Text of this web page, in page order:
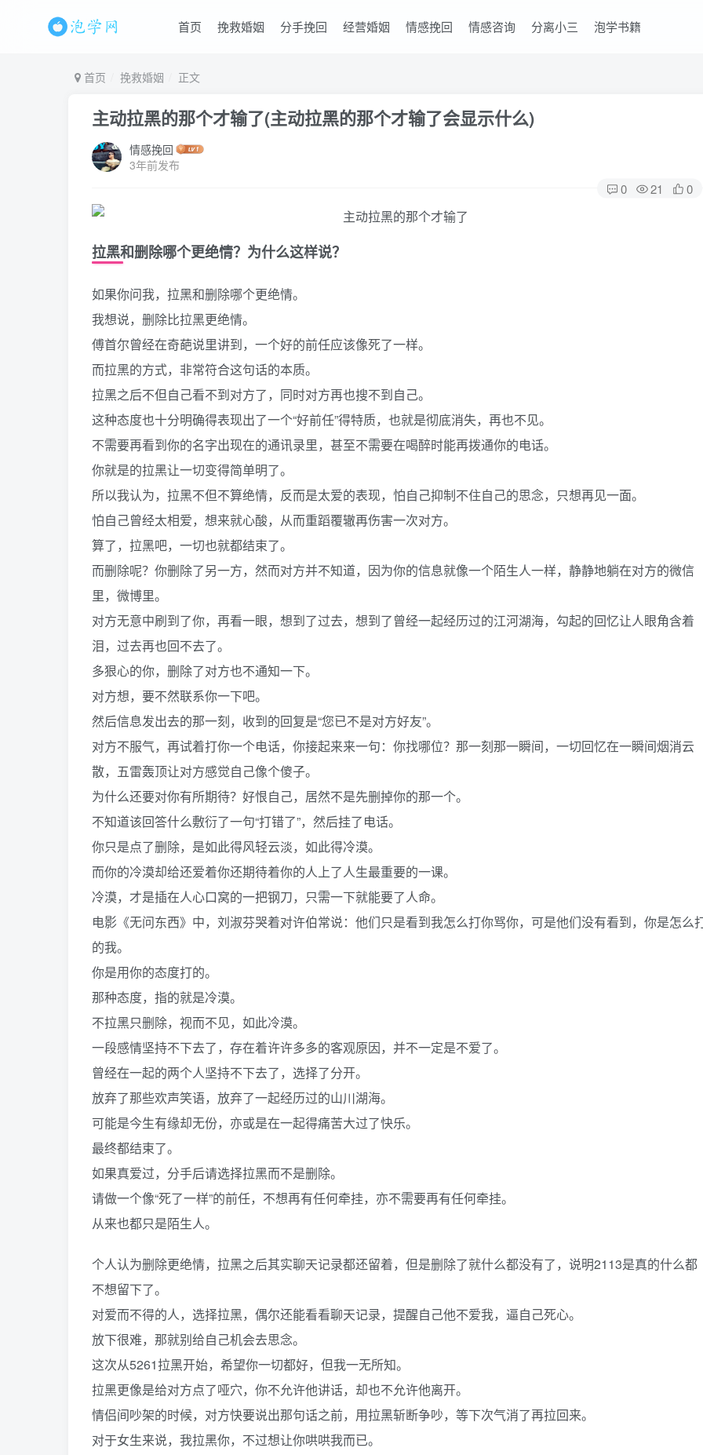
首页 挽救婚姻 分手挽回 经营婚姻 情感挽回 情感咨询 分离小三 泡学书籍
首页 挽救婚姻 正文
主动拉黑的那个才输了(主动拉黑的那个才输了会显示什么)
情感挽回
3年前发布
0 21 0
拉黑和删除哪个更绝情？为什么这样说？
如果你问我，拉黑和删除哪个更绝情。
我想说，删除比拉黑更绝情。
傅首尔曾经在奇葩说里讲到，一个好的前任应该像死了一样。
而拉黑的方式，非常符合这句话的本质。
拉黑之后不但自己看不到对方了，同时对方再也搜不到自己。
这种态度也十分明确得表现出了一个“好前任”得特质，也就是彻底消失，再也不见。
不需要再看到你的名字出现在的通讯录里，甚至不需要在喝醉时能再拨通你的电话。
你就是的拉黑让一切变得简单明了。
所以我认为，拉黑不但不算绝情，反而是太爱的表现，怕自己抑制不住自己的思念，只想再见一面。
怕自己曾经太相爱，想来就心酸，从而重蹈覆辙再伤害一次对方。
算了，拉黑吧，一切也就都结束了。
而删除呢？你删除了另一方，然而对方并不知道，因为你的信息就像一个陌生人一样，静静地躺在对方的微信
里，微博里。
对方无意中刷到了你，再看一眼，想到了过去，想到了曾经一起经历过的江河湖海，勾起的回忆让人眼角含着
泪，过去再也回不去了。
多狠心的你，删除了对方也不通知一下。
对方想，要不然联系你一下吧。
然后信息发出去的那一刻，收到的回复是“您已不是对方好友”。
对方不服气，再试着打你一个电话，你接起来来一句：你找哪位？那一刻那一瞬间，一切回忆在一瞬间烟消云
散，五雷轰顶让对方感觉自己像个傻子。
为什么还要对你有所期待？好恨自己，居然不是先删掉你的那一个。
不知道该回答什么敷衍了一句“打错了”，然后挂了电话。
你只是点了删除，是如此得风轻云淡，如此得冷漠。
而你的冷漠却给还爱着你还期待着你的人上了人生最重要的一课。
冷漠，才是插在人心口窝的一把钢刀，只需一下就能要了人命。
电影《无问东西》中，刘淑芬哭着对许伯常说：他们只是看到我怎么打你骂你，可是他们没有看到，你是怎么
的我。
你是用你的态度打的。
那种态度，指的就是冷漠。
不拉黑只删除，视而不见，如此冷漠。
一段感情坚持不下去了，存在着许许多多的客观原因，并不一定是不爱了。
曾经在一起的两个人坚持不下去了，选择了分开。
放弃了那些欢声笑语，放弃了一起经历过的山川湖海。
可能是今生有缘却无份，亦或是在一起得痛苦大过了快乐。
最终都结束了。
如果真爱过，分手后请选择拉黑而不是删除。
请做一个像“死了一样”的前任，不想再有任何牵挂，亦不需要再有任何牵挂。
从来也都只是陌生人。
个人认为删除更绝情，拉黑之后其实聊天记录都还留着，但是删除了就什么都没有了，说明2113是真的什么都
不想留下了。
对爱而不得的人，选择拉黑，偶尔还能看看聊天记录，提醒自己他不爱我，逼自己死心。
放下很难，那就别给自己机会去思念。
这次从5261拉黑开始，希望你一切都好，但我一无所知。
拉黑更像是给对方点了哑穴，你不允许他讲话，却也不允许他离开。
情侣间吵架的时候，对方快要说出那句话之前，用拉黑斩断争吵，等下次气消了再拉回来。
对于女生来说，我拉黑你，不过想让你哄哄我而已。